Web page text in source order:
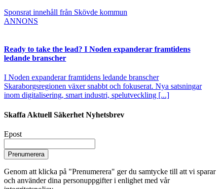
Sponsrat innehåll från Skövde kommun
ANNONS
Ready to take the lead? I Noden expanderar framtidens
ledande branscher
I Noden expanderar framtidens ledande branscher
Skaraborgsregionen växer snabbt och fokuserat. Nya satsningar
inom digitalisering, smart industri, spelutveckling [...]
Skaffa Aktuell Säkerhet Nyhetsbrev
Epost
Prenumerera
Genom att klicka på "Prenumerera" ger du samtycke till att vi sparar
och använder dina personuppgifter i enlighet med vår